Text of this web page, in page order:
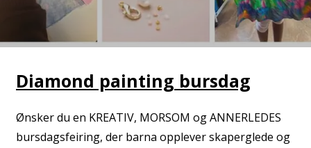
Diamond painting bursdag
Ønsker du en KREATIV, MORSOM og ANNERLEDES
bursdagsfeiring, der barna opplever skaperglede og